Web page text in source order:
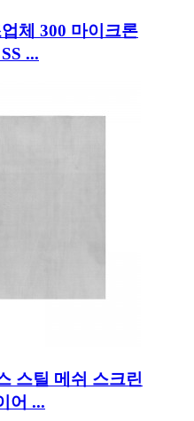
체 300 마이크론
...
스틸 메쉬 스크린
어 ...